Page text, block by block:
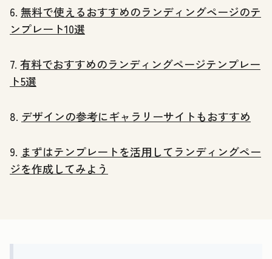
6. 無料で使えるおすすめのランディングページのテ
ンプレート10選
7. 有料でおすすめのランディングページテンプレー
ト5選
8. デザインの参考にギャラリーサイトもおすすめ
9. まずはテンプレートを活用してランディングペー
ジを作成してみよう